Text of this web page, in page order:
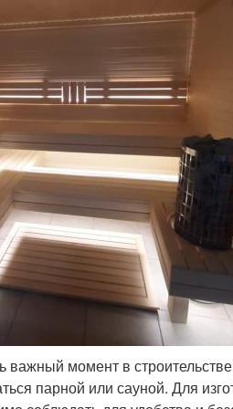
важный момент в
парной или сауной. Для